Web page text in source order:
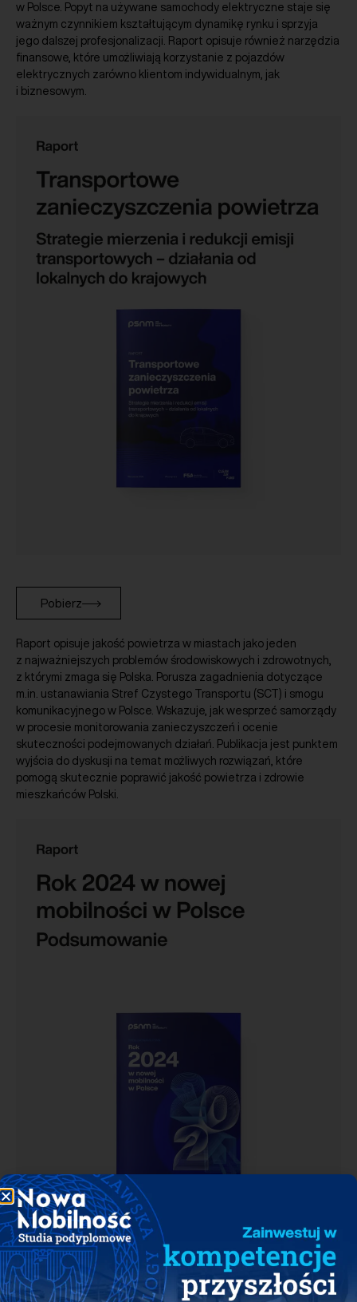
w Polsce. Popyt na używane samochody elektryczne staje się
ważnym czynnikiem kształtującym dynamikę rynku i sprzyja
jego dalszej profesjonalizacji. Raport opisuje również narzędzia
finansowe, które umożliwiają korzystanie z pojazdów
elektrycznych zarówno klientom indywidualnym, jak
i biznesowym.
Pobierz
Raport opisuje jakość powietrza w miastach jako jeden
z najważniejszych problemów środowiskowych i zdrowotnych,
z którymi zmaga się Polska. Porusza zagadnienia dotyczące
m.in. ustanawiania Stref Czystego Transportu (SCT) i smogu
komunikacyjnego w Polsce. Wskazuje, jak wesprzeć samorządy
w procesie monitorowania zanieczyszczeń i ocenie
skuteczności podejmowanych działań. Publikacja jest punktem
wyjścia do dyskusji na temat możliwych rozwiązań, które
pomogą skutecznie poprawić jakość powietrza i zdrowie
mieszkańców Polski.